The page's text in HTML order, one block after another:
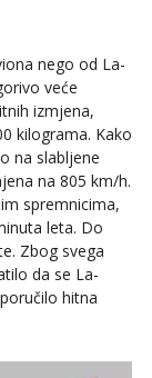
nego od La-
veće
izmjena,
kilograma. Kako
na slabljene
na 805 km/h.
spremnicima,
leta. Do
Zbog svega
da se La-
hitna